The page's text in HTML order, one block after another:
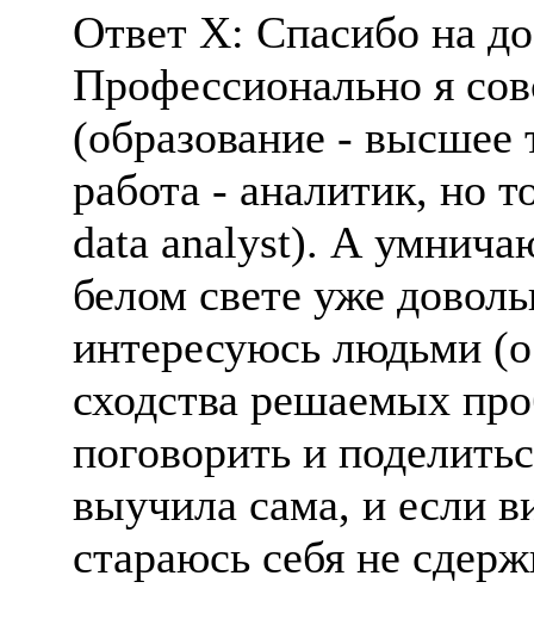
Ответ Х: Спасибо на
Профессионально я
(образование - высшее
работа - аналитик, но
data analyst). А
белом свете уже
интересуюсь людьми
сходства решаемых
поговорить и
выучила сама, и если
стараюсь себя не